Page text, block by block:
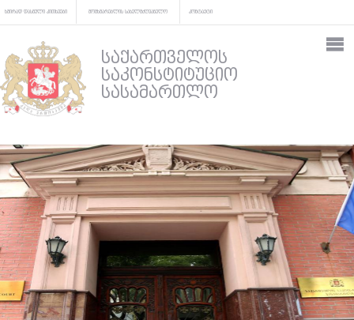
ხშირად დასმული კითხვები მომხმარებლის სახელმძღვანელო კონტაქტი
საქართველოს
საკონსტიტუციო
სასამართლო